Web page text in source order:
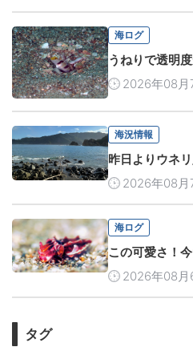
海ログ
うねりで透明度
2026年08月
海況情報
昨日よりウネ
2026年08月
海ログ
この可愛さ！今
2026年08月
タグ